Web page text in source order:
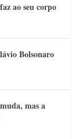
ao seu corpo
Bolsonaro
mas a